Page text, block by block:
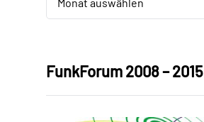
Monat auswählen
FunkForum 2008 – 2015